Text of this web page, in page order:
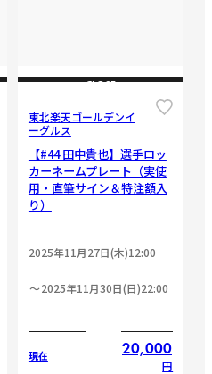
CLOSE
東北楽天ゴールデンイ
ーグルス
【#44 田中貴也】選手ロッ
カーネームプレート（実使
用・直筆サイン＆特注額入
り）
2025年11月27日(木)12:00
2025年11月30日(日)22:00
現在 20,000
円